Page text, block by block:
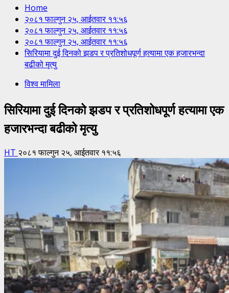
Home
२०८१ फाल्गुन २५, आईतवार ११:५६
२०८१ फाल्गुन २५, आईतवार ११:५६
२०८१ फाल्गुन २५, आईतवार ११:५६
सिरियामा दुई दिनको झडप र प्रतिशोधपूर्ण हत्यामा एक हजारभन्दा
बढीको मृत्यु
विश्व मामिला
सिरियामा दुई दिनको झडप र प्रतिशोधपूर्ण हत्यामा एक
हजारभन्दा बढीको मृत्यु
HT २०८१ फाल्गुन २५, आईतवार ११:५६